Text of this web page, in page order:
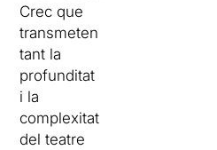
Crec que
transmeten
tant la
profunditat
i la
complexitat
del teatre